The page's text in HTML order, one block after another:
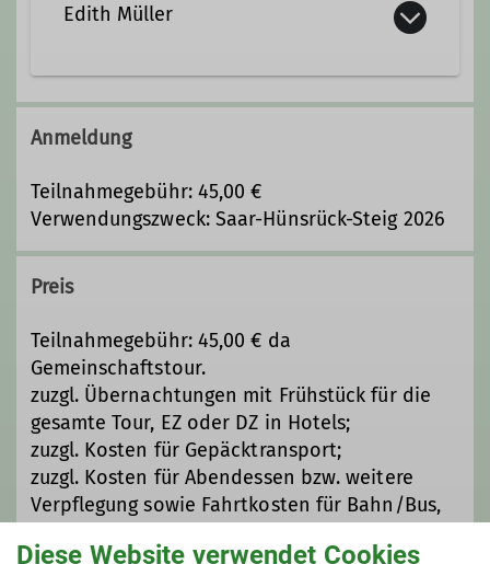
Edith Müller
Kontakt aufnehmen
Qualifikationen
Mitgliederverwaltung
Anmeldung
Teilnahmegebühr: 45,00 €
Verwendungszweck: Saar-Hünsrück-Steig 2026
Preis
Teilnahmegebühr: 45,00 € da
Gemeinschaftstour.
zuzgl. Übernachtungen mit Frühstück für die
gesamte Tour, EZ oder DZ in Hotels;
zuzgl. Kosten für Gepäcktransport;
zuzgl. Kosten für Abendessen bzw. weitere
Verpflegung sowie Fahrtkosten für Bahn/Bus,
Diese Website verwendet Cookies